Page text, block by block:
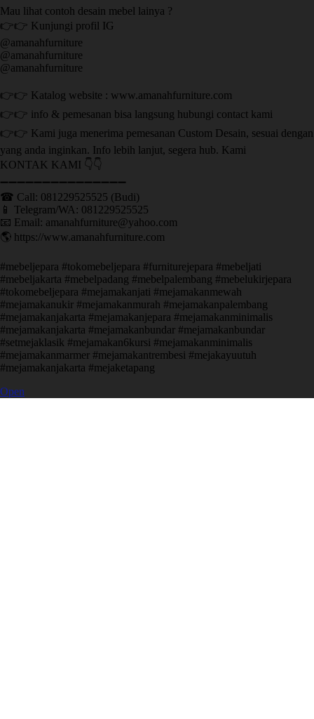
Mau lihat contoh desain mebel lainya ?
👉👉 Kunjungi profil IG
@amanahfurniture
@amanahfurniture
@amanahfurniture
👉👉 Katalog website : www.amanahfurniture.com
👉👉 info & pemesanan bisa langsung hubungi contact kami
👉👉 Kami juga menerima pemesanan Custom Desain, sesuai dengan
yang anda inginkan. Info lebih lanjut, segera hub. Kami
KONTAK KAMI 👇👇
➖➖➖➖➖➖➖➖➖➖➖➖➖➖➖ ㅤ
☎ Call: 081229525525 (Budi)
📱 Telegram/WA: 081229525525
📧 Email: amanahfurniture@yahoo.com
🌎 https://www.amanahfurniture.com
#mebeljepara #tokomebeljepara #furniturejepara #mebeljati
#mebeljakarta #mebelpadang #mebelpalembang #mebelukirjepara
#tokomebeljepara #mejamakanjati #mejamakanmewah
#mejamakanukir #mejamakanmurah #mejamakanpalembang
#mejamakanjakarta #mejamakanjepara #mejamakanminimalis
#mejamakanjakarta #mejamakanbundar #mejamakanbundar
#setmejaklasik #mejamakan6kursi #mejamakanminimalis
#mejamakanmarmer #mejamakantrembesi #mejakayuutuh
#mejamakanjakarta #mejaketapang
Open